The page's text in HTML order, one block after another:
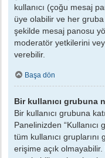
kullanıcı (çoğu mesaj
üye olabilir ve her gruba
şekilde mesaj panosu
moderatör yetkilerini
verebilir.
Başa dön
Bir kullanıcı grubuna
Bir kullanıcı grubuna
Panelinizden “Kullanıcı
tüm kullanıcı
erişime açık olmayabilir.